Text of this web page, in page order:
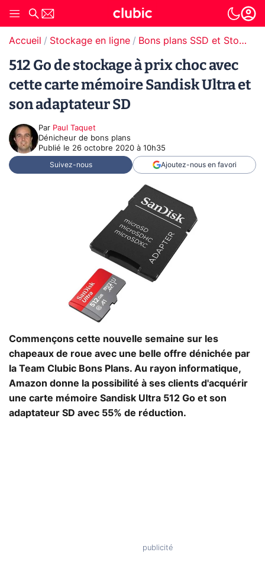
Accueil Stockage en ligne Bons plans SSD et Stockage
512 Go de stockage à prix choc avec
cette carte mémoire Sandisk Ultra et
son adaptateur SD
Par Paul Taquet
Dénicheur de bons plans
Publié le 26 octobre 2020 à 10h35
Suivez-nous Ajoutez-nous en favori
Commençons cette nouvelle semaine sur les
chapeaux de roue avec une belle offre dénichée par
la Team Clubic Bons Plans. Au rayon informatique,
Amazon donne la possibilité à ses clients d'acquérir
une carte mémoire Sandisk Ultra 512 Go et son
adaptateur SD avec 55% de réduction.